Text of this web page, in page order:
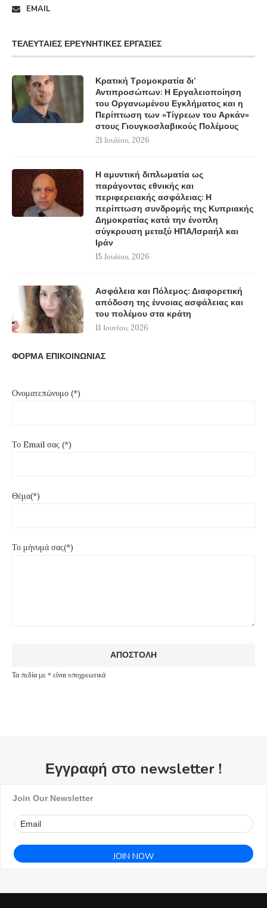
EMAIL
ΤΕΛΕΥΤΑΊΕΣ ΕΡΕΥΝΗΤΙΚΈΣ ΕΡΓΑΣΊΕΣ
Κρατική Τρομοκρατία δι’
Αντιπροσώπων: Η Εργαλειοποίηση
του Οργανωμένου Εγκλήματος και η
Περίπτωση των «Τίγρεων του Αρκάν»
στους Γιουγκοσλαβικούς Πολέμους
21 Ιουλίου, 2026
Η αμυντική διπλωματία ως
παράγοντας εθνικής και
περιφερειακής ασφάλειας: Η
περίπτωση συνδρομής της Κυπριακής
Δημοκρατίας κατά την ένοπλη
σύγκρουση μεταξύ ΗΠΑ/Ισραήλ και
Ιράν
15 Ιουλίου, 2026
Ασφάλεια και Πόλεμος: Διαφορετική
απόδοση της έννοιας ασφάλειας και
του πολέμου στα κράτη
11 Ιουνίου, 2026
ΦΟΡΜΑ ΕΠΙΚΟΙΝΩΝΙΑΣ
Ονοματεπώνυμο (*)
Το Email σας (*)
Θέμα(*)
Το μήνυμά σας(*)
Τα πεδία με * είναι υποχρεωτικά
Εγγραφή στο newsletter !
Join Our Newsletter